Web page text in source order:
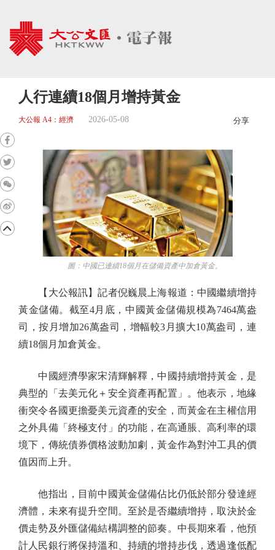
人行連續18個月增持黃金
大公報 A4：經濟 2026-05-08 分享
圖：中國已連續18個月在儲備資產中加倉黃金。
【大公報訊】記者倪巍晨上海報道：中國繼續增持
黃金儲備。截至4月底，中國黃金儲備規模為7464萬盎
司，按月增加26萬盎司，增幅較3月擴大10萬盎司，連
續18個月加倉黃金。
中國經濟學家宋清輝解釋，中國持續增持黃金，是
典型的「去美元化＋安全資產再配置」。他表示，地緣
衝突令各國更擔憂美元資產的安全，而黃金在主權信用
之外具備「終極支付」的功能，在高通脹、高利率的環
境下，傳統債券價格波動加劇，黃金作為對沖工具的價
值因而上升。
他指出，目前中國黃金儲備佔比仍低於部分發達經
濟體，未來有提升空間。至於是否繼續增持，取決於金
價走勢及外匯儲備結構調整的節奏。中長期來看，他預
計人民銀行將保持溫和、持續的增持步伐，透過逢低配